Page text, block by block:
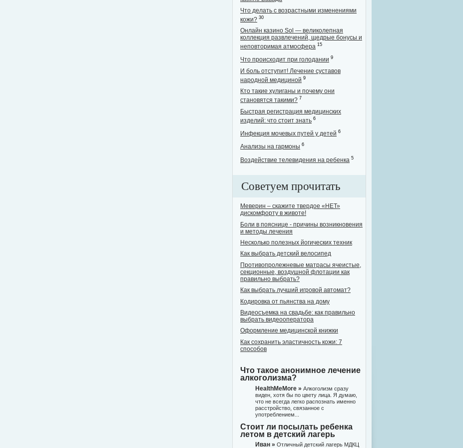
Что делать с возрастными изменениями
кожи? 30
Онлайн казино Sol — великолепная
коллекция развлечений, щедрые бонусы и
неповторимая атмосфера 15
Что происходит при голодании 9
И боль отступит! Лечение суставов
народной медициной 9
Кто такие хулиганы и почему они
становятся такими? 7
Быстрая регистрация медицинских
изделий: что стоит знать 6
Инфекция мочевых путей у детей 6
Анализы на гармоны 6
Воздействие телевидения на ребенка 5
Советуем прочитать
Меверин – скажите твердое «НЕТ»
дискомфорту в животе!
Боли в пояснице - причины возникновения
и методы лечения
Несколько полезных йогических техник
Как выбрать детский велосипед
Противопролежневые матрасы ячеистые,
секционные, воздушной флотации как
правильно выбрать?
Как выбрать лучший игровой автомат?
Кодировка от пьянства на дому
Видеосъемка на свадьбе: как правильно
выбрать видеооператора
Оформление медицинской книжки
Как сохранить эластичность кожи: 7
способов
Что такое анонимное лечение
алкоголизма?
HealthMeMore » Алкоголизм сразу
виден, хотя бы по цвету лица. Я думаю,
что не всегда легко распознать именно
расстройство, связанное с
употреблением...
Стоит ли посылать ребенка
летом в детский лагерь
Иван » Отличный детский лагерь МДКЦ